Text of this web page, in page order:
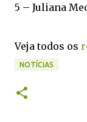
5 – Juliana
Veja todos os
NOTÍCIAS